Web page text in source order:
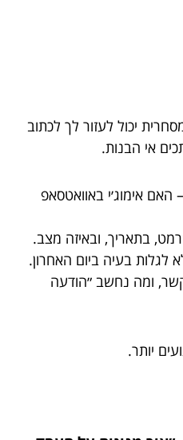
יכול לעזור לך לכתוב
אי הבנות.
– האם אימוג׳י באוואטסאפ
בתאריך, ובאיזה מצב.
לגלות בעיה ביום האחרון.
ומה נחשב ״הודעה
יותר.